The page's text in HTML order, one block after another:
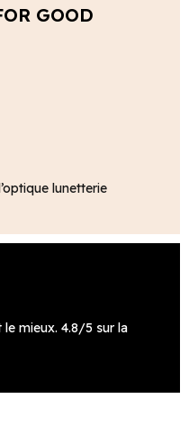
GOOD
lunetterie
le mieux. 4.8/5 sur la